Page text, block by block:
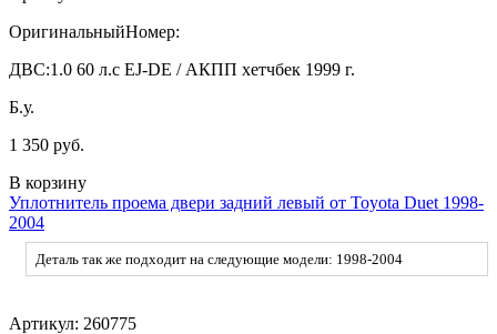
ОригинальныйНомер:
ДВС:1.0 60 л.с EJ-DE / АКПП хетчбек 1999 г.
Б.у.
1 350 руб.
В корзину
Уплотнитель проема двери задний левый от Toyota Duet 1998-
2004
Деталь так же подходит на следующие модели: 1998-2004
Артикул: 260775